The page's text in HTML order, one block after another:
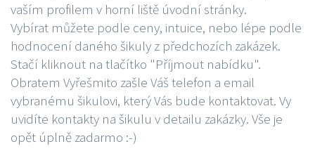
vaším profilem v horní liště úvodní stránky.
Vybírat můžete podle ceny, intuice, nebo lépe podle
hodnocení daného šikuly z předchozích zakázek.
Stačí kliknout na tlačítko "Příjmout nabídku".
Obratem Vyřešmito zašle Váš telefon a email
vybranému šikulovi, který Vás bude kontaktovat. Vy
uvidíte kontakty na šikulu v detailu zakázky. Vše je
opět úplně zadarmo :-)